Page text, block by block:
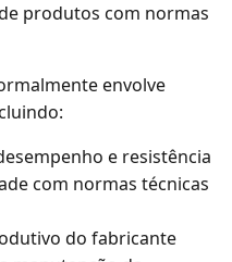
produtos com normas
envolve
e resistência
com normas técnicas
do fabricante